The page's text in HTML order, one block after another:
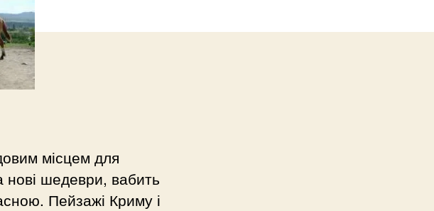
місцем для
нові шедеври, вабить
Пейзажі Криму і